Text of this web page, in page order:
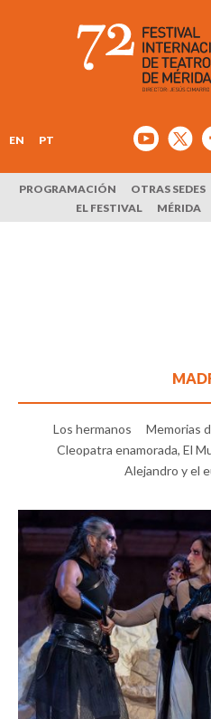
EN PT
PROGRAMACIÓN OTRAS SEDES
EL FESTIVAL
MÉRIDA
Los hermanos Memorias
Cleopatra enamorada, El
Alejandro y el